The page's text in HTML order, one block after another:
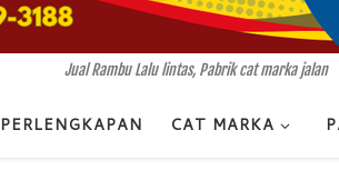
Jual Rambu Lalu lintas, Pabrik cat marka jalan
PERLENGKAPAN CAT MARKA